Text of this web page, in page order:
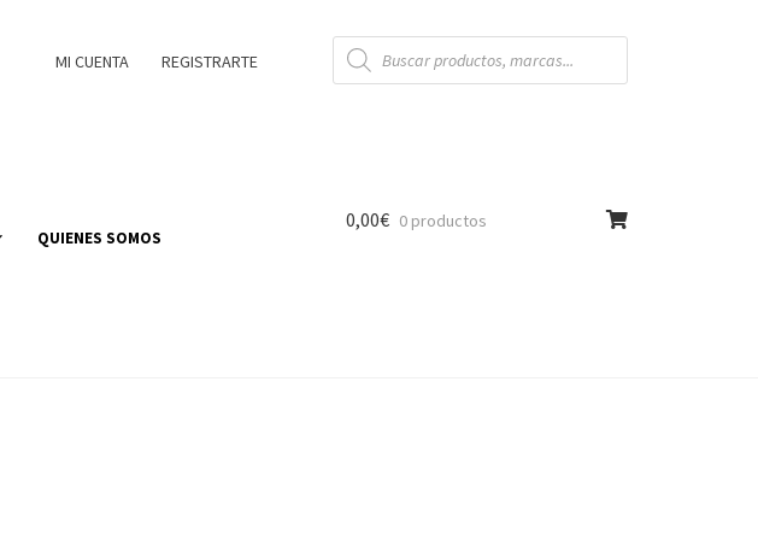
MI CUENTA REGISTRARTE
Búsqueda
de
productos
QUIENES SOMOS
0,00€ 0 productos